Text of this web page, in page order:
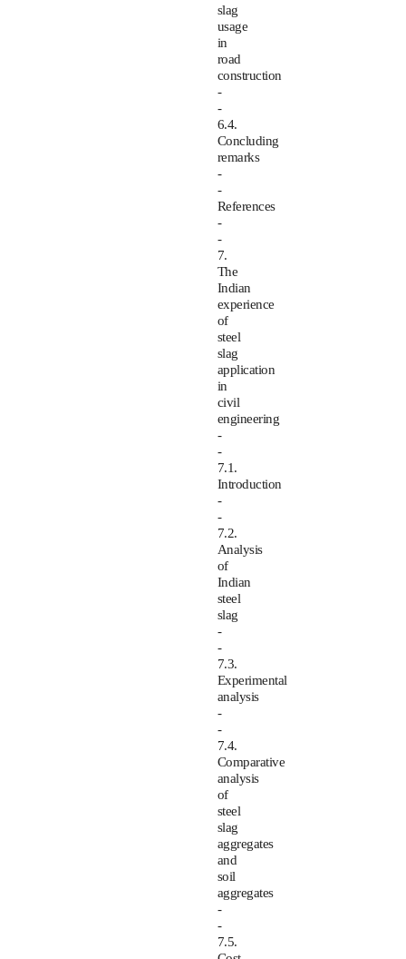
slag
usage
in
road
construction
-
-
6.4.
Concluding
remarks
-
-
References
-
-
7.
The
Indian
experience
of
steel
slag
application
in
civil
engineering
-
-
7.1.
Introduction
-
-
7.2.
Analysis
of
Indian
steel
slag
-
-
7.3.
Experimental
analysis
-
-
7.4.
Comparative
analysis
of
steel
slag
aggregates
and
soil
aggregates
-
-
7.5.